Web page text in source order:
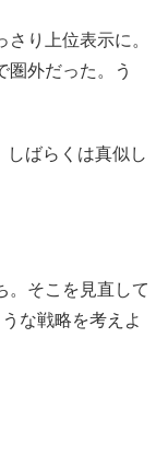
り上位表示に。
外だった。う
しばらくは真似し
。そこを見直して
な戦略を考えよ